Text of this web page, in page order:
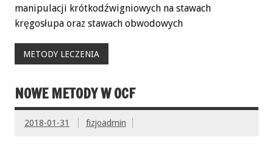
manipulacji krótkodźwigniowych na stawach
kręgosłupa oraz stawach obwodowych
METODY LECZENIA
NOWE METODY W OCF
2018-01-31 fizjoadmin